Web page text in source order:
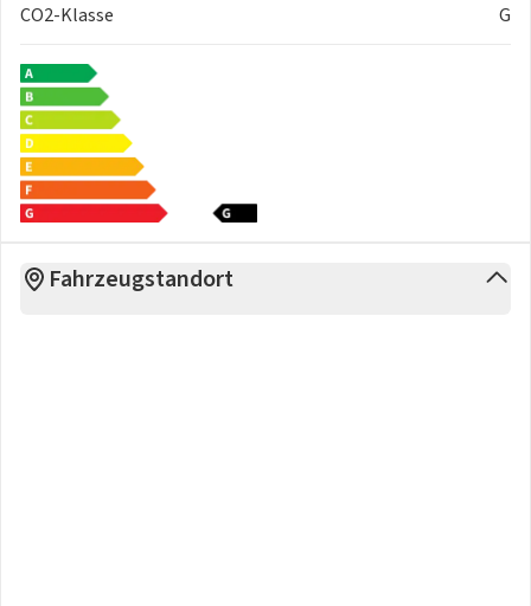
CO2-Klasse
G
Fahrzeugstandort